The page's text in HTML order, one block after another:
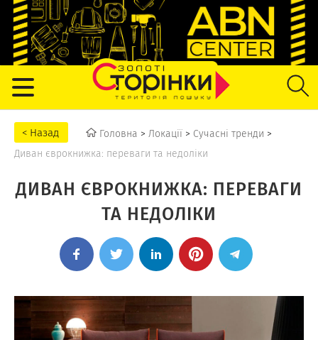
Головна > Локації > Сучасні тренди >
Диван єврокнижка: переваги та недоліки
ДИВАН ЄВРОКНИЖКА: ПЕРЕВАГИ
ТА НЕДОЛІКИ